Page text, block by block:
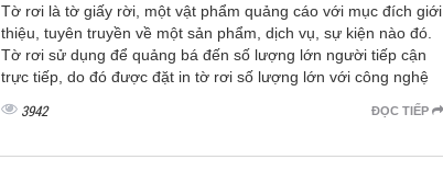
Tờ rơi là tờ giấy rời, một vật phẩm quảng cáo với mục đích giới
thiệu, tuyên truyền về một sản phẩm, dịch vụ, sự kiện nào đó.
Tờ rơi sử dụng để quảng bá đến số lượng lớn người tiếp cận
trực tiếp, do đó được đặt in tờ rơi số lượng lớn với công nghệ
ĐỌC TIẾP
3942